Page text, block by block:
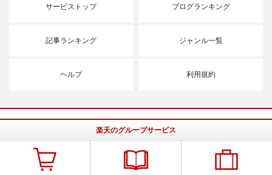
サービストップ ブログランキング
記事ランキング ジャンル一覧
ヘルプ 利用規約
楽天のグループサービス